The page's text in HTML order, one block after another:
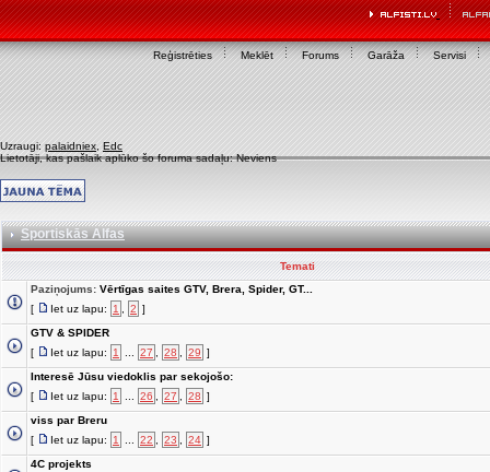
Reģistrēties Meklēt Forums Garāža Servisi
Uzraugi: palaidniex Edc
Lietotāji, kas pašlaik aplūko šo foruma sadaļu: Neviens
Sportiskās Alfas
Temati
Paziņojums: Vērtīgas saites GTV, Brera, Spider, GT...
[
Iet uz lapu: 1 2 ]
GTV & SPIDER
[
Iet uz lapu: 1 27 28 29 ]
Interesē Jūsu viedoklis par sekojošo:
[
Iet uz lapu: 1 26 27 28 ]
viss par Breru
[
Iet uz lapu: 1 22 23 24 ]
4C projekts